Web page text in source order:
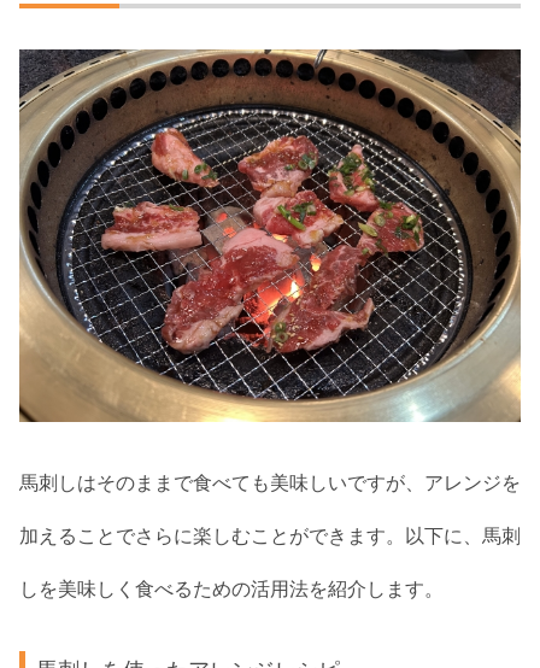
馬刺しはそのままで食べても美味しいですが、アレンジを
加えることでさらに楽しむことができます。以下に、馬刺
しを美味しく食べるための活用法を紹介します。